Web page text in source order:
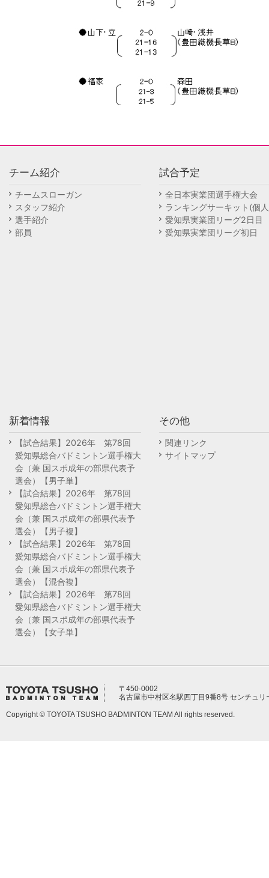
チーム紹介
チームスローガン
スタッフ紹介
選手紹介
部員
試合予定
全日本実業団選手権大会
ランキングサーキット(個
愛知県実業団リーグ2日目
愛知県実業団リーグ初日
新着情報
【試合結果】2026年 第78回
愛知県総合バドミントン選手権大
会（兼 国スポ成年の部県代表予
選会）【男子単】
【試合結果】2026年 第78回
愛知県総合バドミントン選手権大
会（兼 国スポ成年の部県代表予
選会）【男子複】
【試合結果】2026年 第78回
愛知県総合バドミントン選手権大
会（兼 国スポ成年の部県代表予
選会）【混合複】
【試合結果】2026年 第78回
愛知県総合バドミントン選手権大
会（兼 国スポ成年の部県代表予
選会）【女子単】
その他
関連リンク
サイトマップ
〒450-0002
名古屋市中村区名駅四丁目9番8号 センチュリ
Copyright © TOYOTA TSUSHO BADMINTON TEAM All rights reserved.